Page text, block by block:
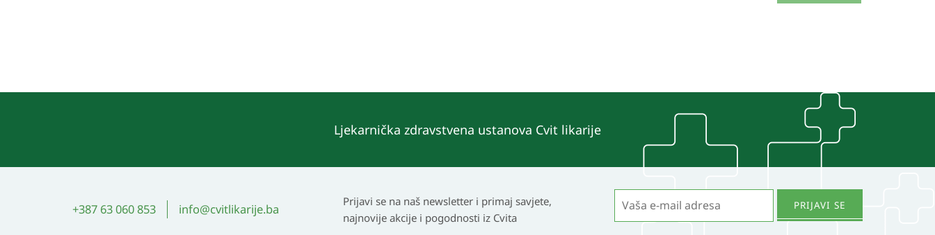
Ljekarnička zdravstvena ustanova Cvit likarije
+387 63 060 853 info@cvitlikarije.ba
Prijavi se na naš newsletter i primaj savjete,
najnovije akcije i pogodnosti iz Cvita